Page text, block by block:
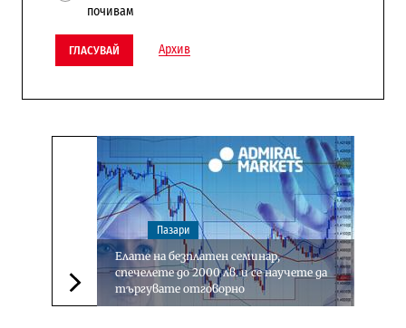
почивам
ГЛАСУВАЙ Архив
Следваща новина
Пазари
Eлате на безплатен семинар,
спечелете до 2000 лв. и се научете да
търгувате отговорно